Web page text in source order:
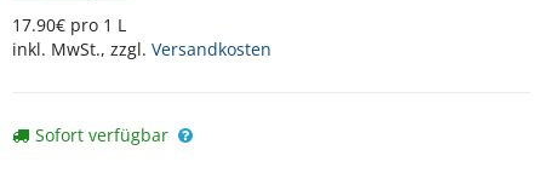
17.90€ pro 1 L
inkl. MwSt., zzgl. Versandkosten
Sofort verfügbar